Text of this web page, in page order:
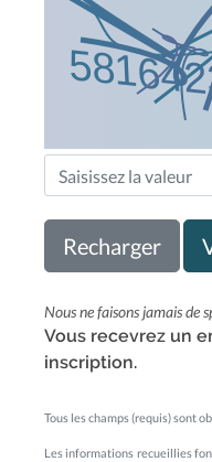
Recharger
Nous ne faisons jamais de
Vous recevrez un
inscription.
Tous les champs (requis) sont
Les informations recueillies